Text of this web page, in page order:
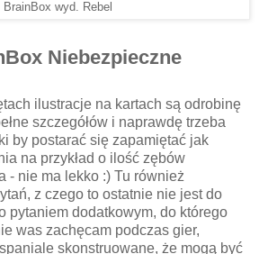
BrainBox wyd. Rebel
Niebezpieczne
ilustracje na kartach są odrobinę
szczegółów i naprawdę trzeba
by postarać się zapamiętać jak
na przykład o ilość zębów
- nie ma lekko :) Tu również
z czego to ostatnie nie jest do
pytaniem dodatkowym, do którego
was zachęcam podczas gier,
skonstruowane, że mogą być